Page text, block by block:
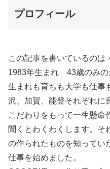
プロフィール
この記事を書いているのは
1983年生まれ 43歳のみの
生まれも育ちも大学も仕
沢、加賀、能登それぞれに
こだわりをもって一生懸命
聞くとわくわくします。そ
の作られたものを知ってい
仕事を始めました。